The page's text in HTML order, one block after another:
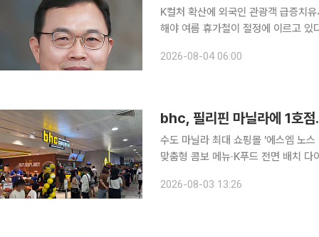
K컬처 확산에 외국인 관광객 급증치
해야 여름 휴가철이 절정에 이르고 있다. 해외 관광이 급증하는 시기다. 다행스럽게도 요즘에는 외
대를 기록했고, 상반기 누적으로 처
2026-08-04 06:00
bhc, 필리핀 마닐라에 1호
수도 마닐라 최대 쇼핑몰 '에스엠 노
맞춤형 콤보 메뉴·K푸드 전면 배치 다이닝브랜즈그룹의 치킨 브랜드 bhc가 필리핀 수도 마닐라에
에스엠 노스 에드사(SM North
2026-08-03 13:26